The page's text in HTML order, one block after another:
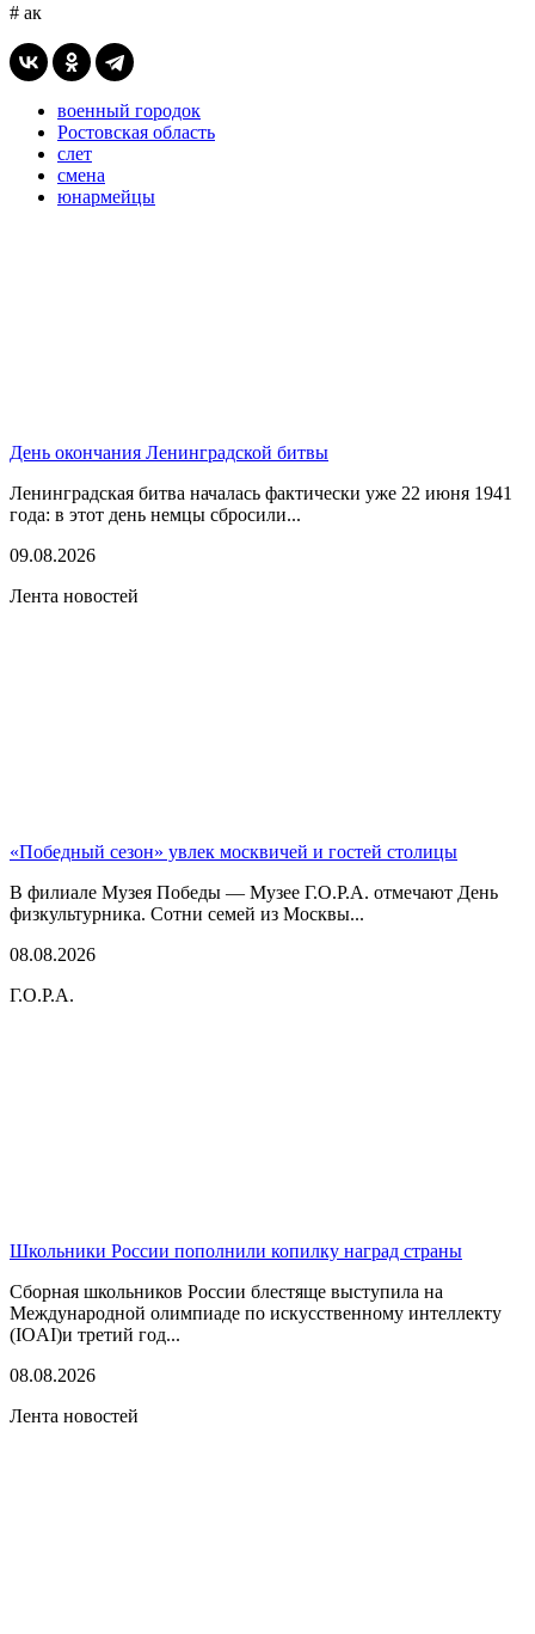
# ак
военный городок
Ростовская область
слет
смена
юнармейцы
День окончания Ленинградской битвы
Ленинградская битва началась фактически уже 22 июня 1941
года: в этот день немцы сбросили...
09.08.2026
Лента новостей
«Победный сезон» увлек москвичей и гостей столицы
В филиале Музея Победы — Музее Г.О.Р.А. отмечают День
физкультурника. Сотни семей из Москвы...
08.08.2026
Г.О.Р.А.
Школьники России пополнили копилку наград страны
Сборная школьников России блестяще выступила на
Международной олимпиаде по искусственному интеллекту
(IOAI)и третий год...
08.08.2026
Лента новостей